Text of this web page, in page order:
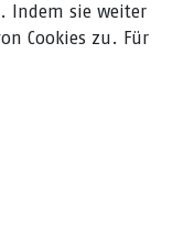
Indem sie weiter
Cookies zu. Für